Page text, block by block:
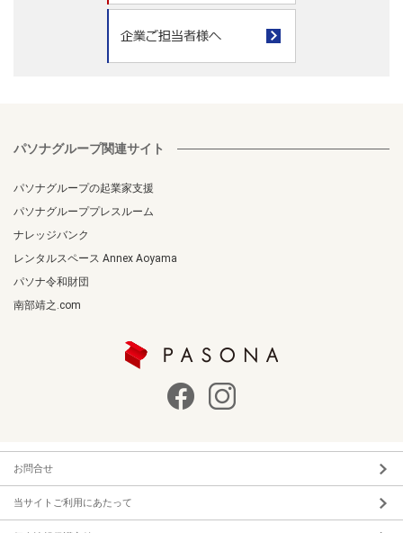
パソナグループ関連サイト
パソナグループの起業家支援
パソナグループプレスルーム
ナレッジバンク
レンタルスペース Annex Aoyama
パソナ令和財団
南部靖之.com
お問合せ
当サイトご利用にあたって